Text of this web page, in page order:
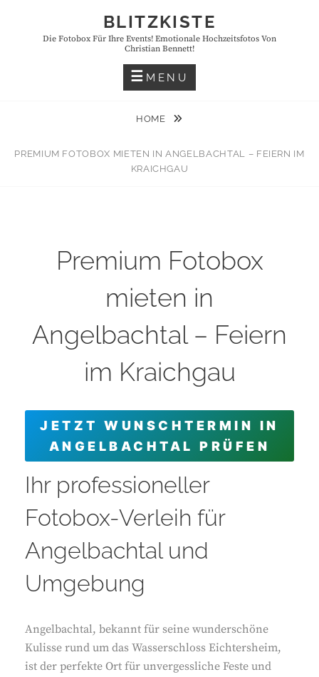
BLITZKISTE
Die Fotobox Für Ihre Events! Emotionale Hochzeitsfotos Von
Christian Bennett!
MENU
HOME
PREMIUM FOTOBOX MIETEN IN ANGELBACHTAL – FEIERN IM
KRAICHGAU
Premium Fotobox
mieten in
Angelbachtal – Feiern
im Kraichgau
JETZT WUNSCHTERMIN IN
ANGELBACHTAL PRÜFEN
Ihr professioneller
Fotobox-Verleih für
Angelbachtal und
Umgebung
Angelbachtal, bekannt für seine wunderschöne
Kulisse rund um das Wasserschloss Eichtersheim,
ist der perfekte Ort für unvergessliche Feste und